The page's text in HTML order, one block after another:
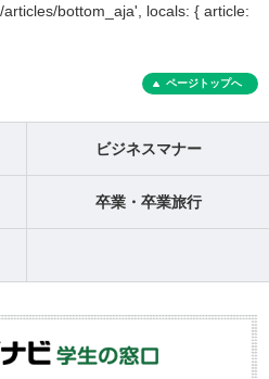
bottom_aja', locals: { article:
ページトップへ
ビジネスマナー
卒業・卒業旅行